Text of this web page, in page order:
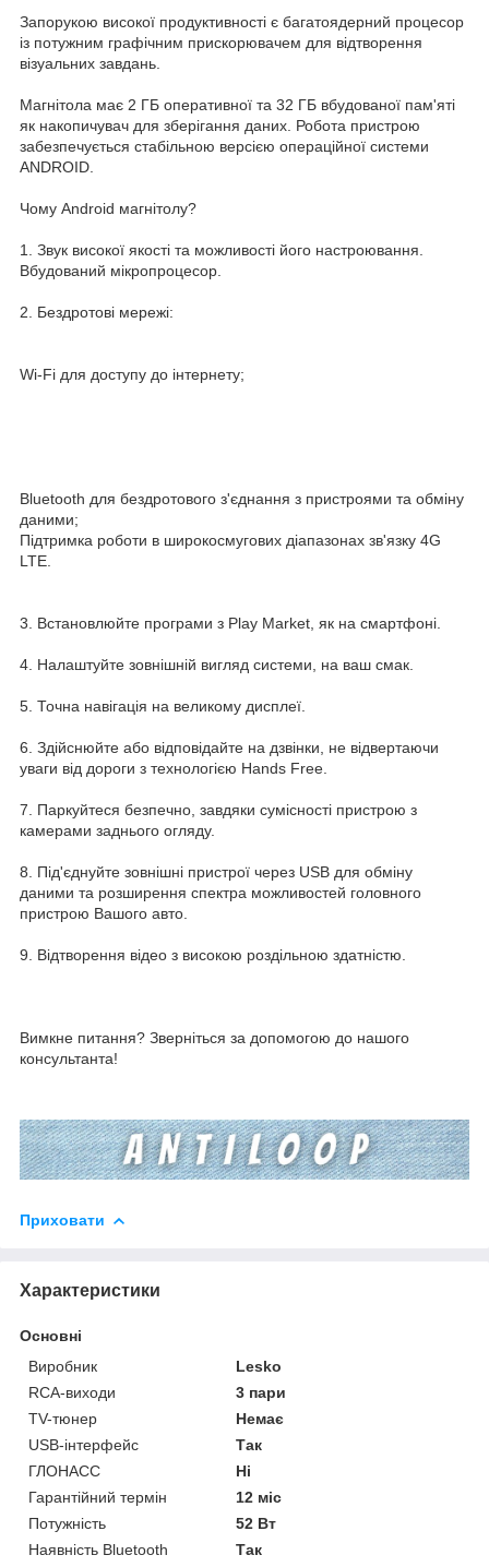
Запорукою високої продуктивності є багатоядерний процесор
із потужним графічним прискорювачем для відтворення
візуальних завдань.
Магнітола має 2 ГБ оперативної та 32 ГБ вбудованої пам'яті
як накопичувач для зберігання даних. Робота пристрою
забезпечується стабільною версією операційної системи
ANDROID.
Чому Android магнітолу?
1. Звук високої якості та можливості його настроювання.
Вбудований мікропроцесор.
2. Бездротові мережі:
Wi-Fi для доступу до інтернету;
Bluetooth для бездротового з'єднання з пристроями та обміну
даними;
Підтримка роботи в широкосмугових діапазонах зв'язку 4G
LTE.
3. Встановлюйте програми з Play Market, як на смартфоні.
4. Налаштуйте зовнішній вигляд системи, на ваш смак.
5. Точна навігація на великому дисплеї.
6. Здійснюйте або відповідайте на дзвінки, не відвертаючи
уваги від дороги з технологією Hands Free.
7. Паркуйтеся безпечно, завдяки сумісності пристрою з
камерами заднього огляду.
8. Під'єднуйте зовнішні пристрої через USB для обміну
даними та розширення спектра можливостей головного
пристрою Вашого авто.
9. Відтворення відео з високою роздільною здатністю.
Вимкне питання? Зверніться за допомогою до нашого
консультанта!
Приховати
Характеристики
Основні
Виробник
Lesko
RCA-виходи
3 пари
TV-тюнер
Немає
USB-інтерфейс
Так
ГЛОНАСС
Ні
Гарантійний термін
12 міс
Потужність
52 Вт
Наявність Bluetooth
Так